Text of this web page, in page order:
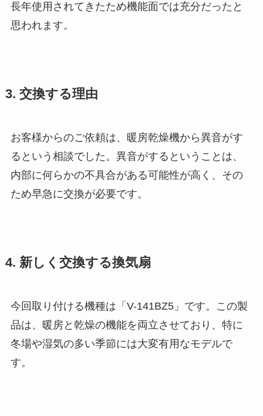
長年使用されてきたため機能面では充分だったと
思われます。
3. 交換する理由
お客様からのご依頼は、暖房乾燥機から異音がす
るという相談でした。異音がするということは、
内部に何らかの不具合がある可能性が高く、その
ため早急に交換が必要です。
4. 新しく交換する換気扇
今回取り付ける機種は「V-141BZ5」です。この製
品は、暖房と乾燥の機能を両立させており、特に
冬場や湿気の多い季節には大変有用なモデルで
す。